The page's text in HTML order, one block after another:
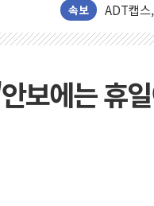
속보
LGU+,
국내 최
카카오,
일 안 하
보에는 휴